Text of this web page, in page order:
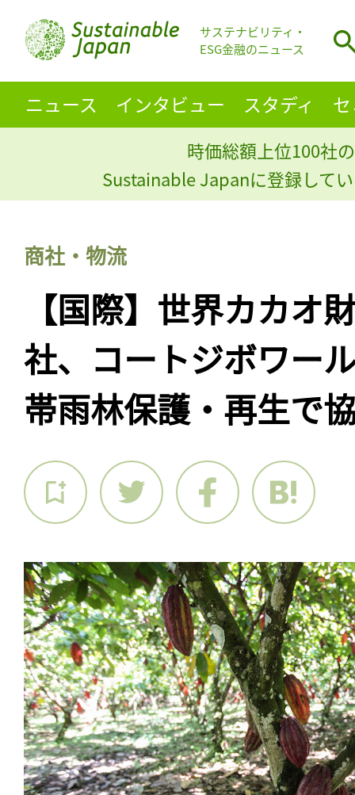
サステナビリティ・
ESG金融のニュース
ニュース インタビュー スタディ
時価総額上位100社
Sustainable Japanに登録して
商社・物流
【国際】世界カカオ
社、コートジボワー
帯雨林保護・再生で